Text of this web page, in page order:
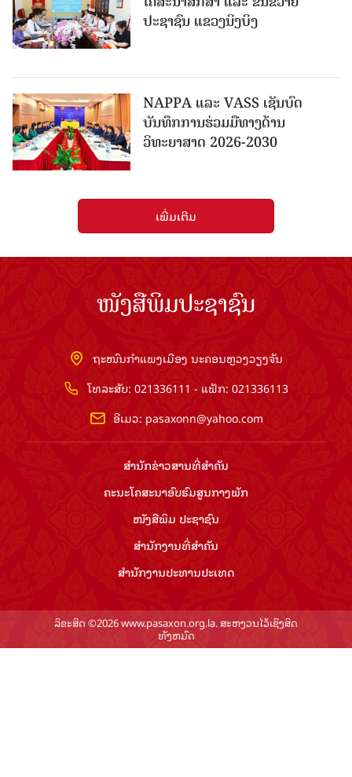
ປະຊາຊົນ ແຂວງນິງບິງ
NAPPA ແລະ VASS ເຊັນບົດ
ບັນທຶກການຮ່ວມມືທາງດ້ານ
ວິທະຍາສາດ 2026-2030
ເພີ່ມເຕີມ
ໜັງສືພິມປະຊາຊົນ
ຖະໜົນກຳແພງເມືອງ ນະຄອນຫຼວງວຽງຈັນ
ໂທລະສັບ: 021336111 - ແຟັກ: 021336113
ອີເມວ: pasaxonn@yahoo.com
ສຳ​ນັກ​ຂ່າວ​ສານ​ທີ່​ສຳ​ຄັນ​
ຄະນະໂຄສະນາອົບຮົມ​ສູນ​ກາງ​ພັກ
ໜັງສືພິມ ປະ​ຊາ​ຊົນ
ສຳ​ນັກ​ງານ​ທີ່​ສຳ​ຄັນ
ສຳ​ນັກ​ງານ​ປະ​ທານ​ປະ​ເທດ
ລິຂະສິດ ©2026 www.pasaxon.org.la. ສະຫງວນໄວ້ເຊິງສິດ
ທັງຫມົດ